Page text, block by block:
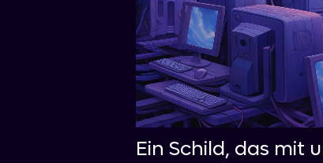
Ein Schild, das mit